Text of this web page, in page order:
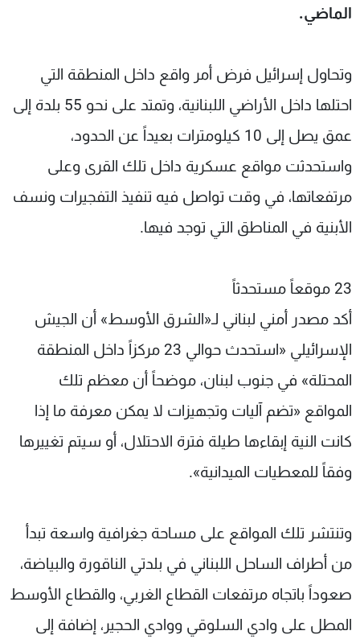
الماضي.
وتحاول إسرائيل فرض أمر واقع داخل المنطقة التي
احتلها داخل الأراضي اللبنانية، وتمتد على نحو 55 بلدة إلى
عمق يصل إلى 10 كيلومترات بعيداً عن الحدود،
واستحدثت مواقع عسكرية داخل تلك القرى وعلى
مرتفعاتها، في وقت تواصل فيه تنفيذ التفجيرات ونسف
الأبنية في المناطق التي توجد فيها.
23 موقعاً مستحدثاً
أكد مصدر أمني لبناني لـ«الشرق الأوسط» أن الجيش
الإسرائيلي «استحدث حوالي 23 مركزاً داخل المنطقة
المحتلة» في جنوب لبنان، موضحاً أن معظم تلك
المواقع «تضم آليات وتجهيزات لا يمكن معرفة ما إذا
كانت النية إبقاءها طيلة فترة الاحتلال، أو سيتم تغييرها
وفقاً للمعطيات الميدانية».
وتنتشر تلك المواقع على مساحة جغرافية واسعة تبدأ
من أطراف الساحل اللبناني في بلدتي الناقورة والبياضة،
صعوداً باتجاه مرتفعات القطاع الغربي، والقطاع الأوسط
المطل على وادي السلوقي ووادي الحجير، إضافة إلى